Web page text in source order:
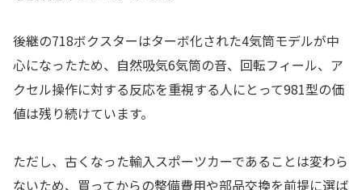
後継の718ボクスターはターボ化された4気筒モデルが中
心になったため、自然吸気6気筒の音、回転フィール、ア
クセル操作に対する反応を重視する人にとって981型の価
値は残り続けています。
ただし、古くなった輸入スポーツカーであることは変わら
ないため、買ってからの整備費用や部品交換を前提に選ば